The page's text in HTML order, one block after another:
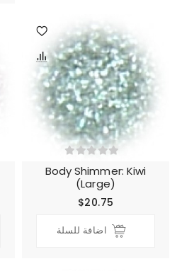
Body Shimmer: Kiwi
(Large)
$20.75
اضافة للسلة